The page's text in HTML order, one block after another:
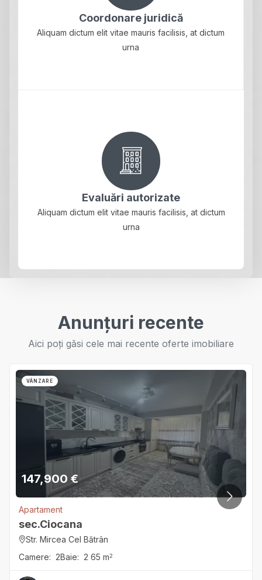
Coordonare juridică
Aliquam dictum elit vitae mauris facilisis, at dictum
urna
Evaluări autorizate
Aliquam dictum elit vitae mauris facilisis, at dictum
urna
Anunțuri recente
Aici poți găsi cele mai recente oferte imobiliare
VÂNZARE
147,900 €
Apartament
sec.Ciocana
Str. Mircea Cel Bătrân
Camere: 2Baie: 2 65 m2